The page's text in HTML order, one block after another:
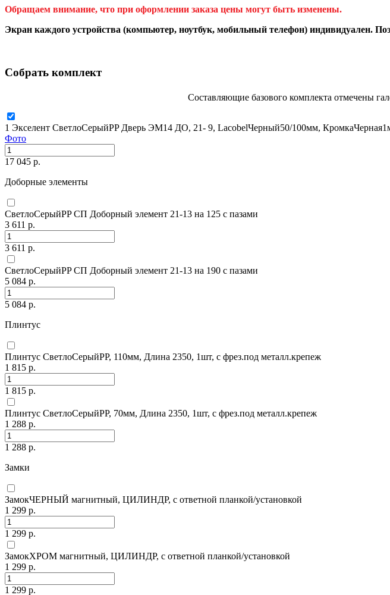
Обращаем внимание, что при оформлении заказа цены могут быть изменены.
Экран каждого устройства (компьютер, ноутбук, мобильный телефон) индивидуален.
Собрать комплект
Составляющие базового комплекта отмечены
1 Экселент СветлоСерыйPP Дверь ЭМ14 ДО, 21- 9, LacobelЧерный50/100мм,
Фото
17 045 р.
Доборные элементы
СветлоСерыйPP СП Доборный элемент 21-13 на 125 с пазами
3 611 р.
3 611 р.
СветлоСерыйPP СП Доборный элемент 21-13 на 190 с пазами
5 084 р.
5 084 р.
Плинтус
Плинтус СветлоСерыйPP, 110мм, Длина 2350, 1шт, с фрез.под металл.крепеж
1 815 р.
1 815 р.
Плинтус СветлоСерыйPP, 70мм, Длина 2350, 1шт, с фрез.под металл.крепеж
1 288 р.
1 288 р.
Замки
ЗамокЧЕРНЫЙ магнитный, ЦИЛИНДР, с ответной планкой/установкой
1 299 р.
1 299 р.
ЗамокХРОМ магнитный, ЦИЛИНДР, с ответной планкой/установкой
1 299 р.
1 299 р.